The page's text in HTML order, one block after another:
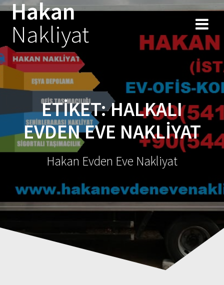
Skip
Hakan
Nakliyat
ETIKET:HALKALI
EVDEN EVE NAKLIYAT
Hakan Evden Eve Nakliyat